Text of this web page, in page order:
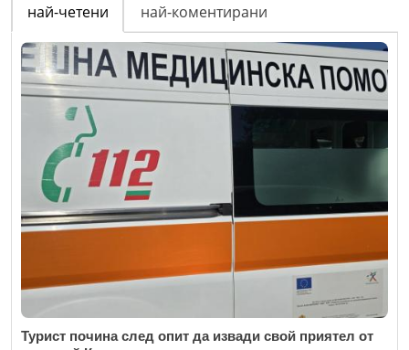
най-четени най-коментирани
Турист почина след опит да извади свой приятел от